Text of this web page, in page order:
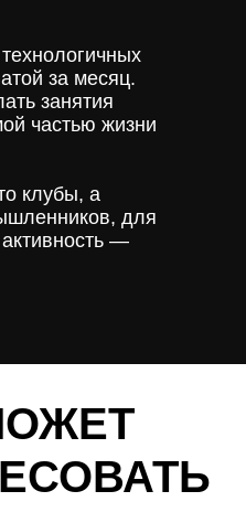
за месяц.
занятия
частью жизни
клубы, а
для
—